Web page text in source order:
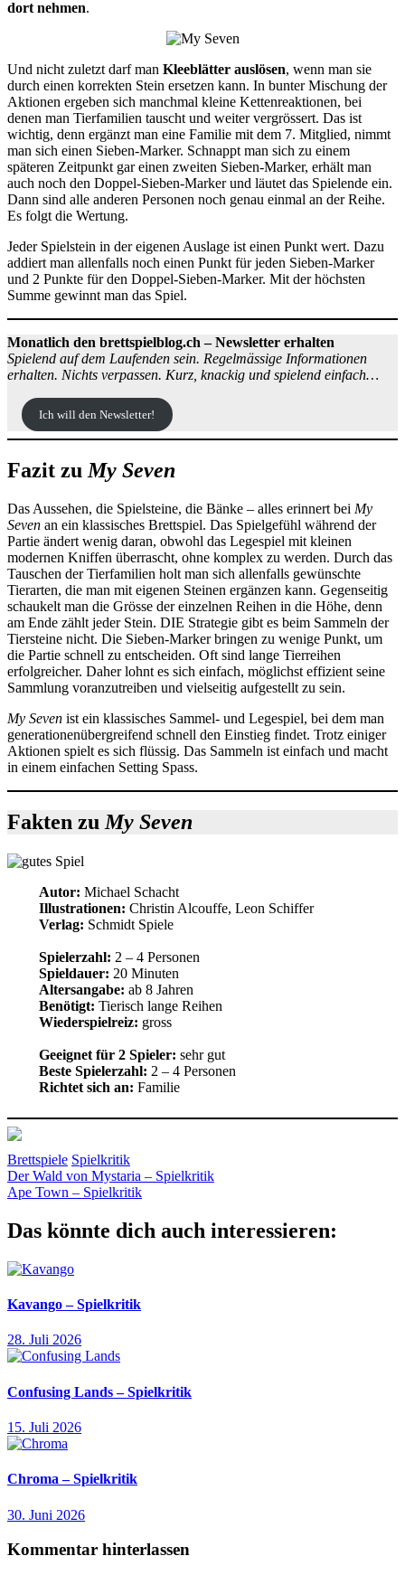
dort nehmen.
Und nicht zuletzt darf man Kleeblätter auslösen, wenn man sie
durch einen korrekten Stein ersetzen kann. In bunter Mischung der
Aktionen ergeben sich manchmal kleine Kettenreaktionen, bei
denen man Tierfamilien tauscht und weiter vergrössert. Das ist
wichtig, denn ergänzt man eine Familie mit dem 7. Mitglied, nimmt
man sich einen Sieben-Marker. Schnappt man sich zu einem
späteren Zeitpunkt gar einen zweiten Sieben-Marker, erhält man
auch noch den Doppel-Sieben-Marker und läutet das Spielende ein.
Dann sind alle anderen Personen noch genau einmal an der Reihe.
Es folgt die Wertung.
Jeder Spielstein in der eigenen Auslage ist einen Punkt wert. Dazu
addiert man allenfalls noch einen Punkt für jeden Sieben-Marker
und 2 Punkte für den Doppel-Sieben-Marker. Mit der höchsten
Summe gewinnt man das Spiel.
Monatlich den brettspielblog.ch – Newsletter erhalten
Spielend auf dem Laufenden sein. Regelmässige Informationen
erhalten. Nichts verpassen. Kurz, knackig und spielend einfach…
Ich will den Newsletter!
Fazit zu My Seven
Das Aussehen, die Spielsteine, die Bänke – alles erinnert bei My
Seven an ein klassisches Brettspiel. Das Spielgefühl während der
Partie ändert wenig daran, obwohl das Legespiel mit kleinen
modernen Kniffen überrascht, ohne komplex zu werden. Durch das
Tauschen der Tierfamilien holt man sich allenfalls gewünschte
Tierarten, die man mit eigenen Steinen ergänzen kann. Gegenseitig
schaukelt man die Grösse der einzelnen Reihen in die Höhe, denn
am Ende zählt jeder Stein. DIE Strategie gibt es beim Sammeln der
Tiersteine nicht. Die Sieben-Marker bringen zu wenige Punkt, um
die Partie schnell zu entscheiden. Oft sind lange Tierreihen
erfolgreicher. Daher lohnt es sich einfach, möglichst effizient seine
Sammlung voranzutreiben und vielseitig aufgestellt zu sein.
My Seven ist ein klassisches Sammel- und Legespiel, bei dem man
generationenübergreifend schnell den Einstieg findet. Trotz einiger
Aktionen spielt es sich flüssig. Das Sammeln ist einfach und macht
in einem einfachen Setting Spass.
Fakten zu My Seven
Autor: Michael Schacht
Illustrationen: Christin Alcouffe, Leon Schiffer
Verlag: Schmidt Spiele
Spielerzahl: 2 – 4 Personen
Spieldauer: 20 Minuten
Altersangabe: ab 8 Jahren
Benötigt: Tierisch lange Reihen
Wiederspielreiz: gross
Geeignet für 2 Spieler: sehr gut
Beste Spielerzahl: 2 – 4 Personen
Richtet sich an: Familie
Brettspiele Spielkritik
FamilienspielLegespielSchachtSchmidt
SpieleSpielsteine
Beitragsnavigation
Vorheriger
Beitrag:
Der Wald von Mystaria – Spielkritik
Nächster
Ape Town – Spielkritik
Das könnte dich auch interessieren:
Kavango – Spielkritik
28. Juli 2026
Confusing Lands – Spielkritik
15. Juli 2026
Chroma – Spielkritik
30. Juni 2026
Kommentar hinterlassen